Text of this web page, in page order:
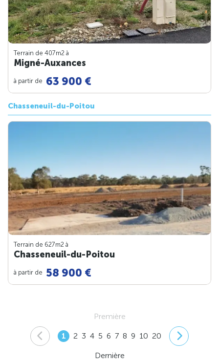
Terrain de 407m2 à
Migné-Auxances
à partir de 63 900 €
Chasseneuil-du-Poitou
Terrain de 627m2 à
Chasseneuil-du-Poitou
à partir de 58 900 €
Première
1 2 3 4 5 6 7 8 9 10 20
Dernière